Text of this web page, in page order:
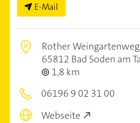
E-Mail
Rother
65812 Bad Soden am
1,8 km
06196 9 02 31 00
Webseite